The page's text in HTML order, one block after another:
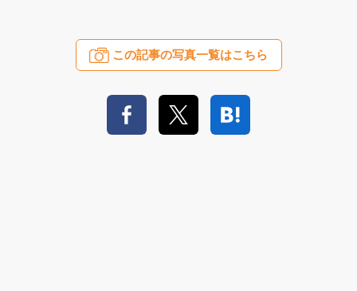
この記事の写真一覧はこちら